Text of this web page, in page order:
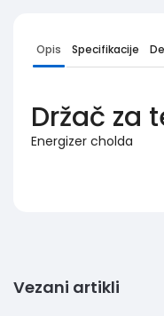
Opis Specifikacije
Držač za
Energizer cholda
Vezani artikli